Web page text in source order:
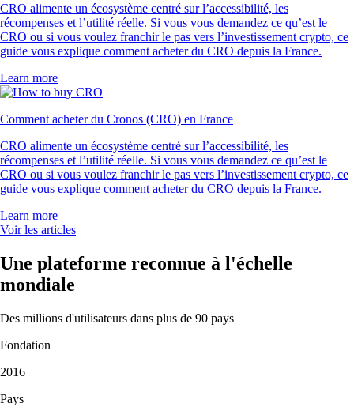
CRO alimente un écosystème centré sur l’accessibilité, les
récompenses et l’utilité réelle. Si vous vous demandez ce qu’est le
CRO ou si vous voulez franchir le pas vers l’investissement crypto, ce
guide vous explique comment acheter du CRO depuis la France.
Learn more
Comment acheter du Cronos (CRO) en France
CRO alimente un écosystème centré sur l’accessibilité, les
récompenses et l’utilité réelle. Si vous vous demandez ce qu’est le
CRO ou si vous voulez franchir le pas vers l’investissement crypto, ce
guide vous explique comment acheter du CRO depuis la France.
Learn more
Voir les articles
Une plateforme reconnue à l'échelle
mondiale
Des millions d'utilisateurs dans plus de 90 pays
Fondation
2016
Pays